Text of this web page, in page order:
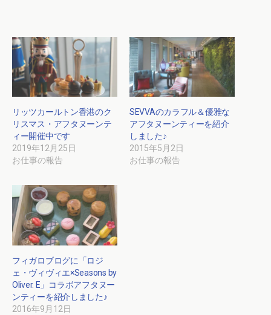
リッツカールトン香港のク
リスマス・アフタヌーンテ
ィー開催中です
2019年12月25日
お仕事の報告
SEVVAのカラフル＆優雅な
アフタヌーンティーを紹介
しました♪
2015年5月2日
お仕事の報告
フィガロブログに「ロジ
ェ・ヴィヴィエ×Seasons by
Oliver. E」コラボアフタヌー
ンティーを紹介しました♪
2016年9月12日